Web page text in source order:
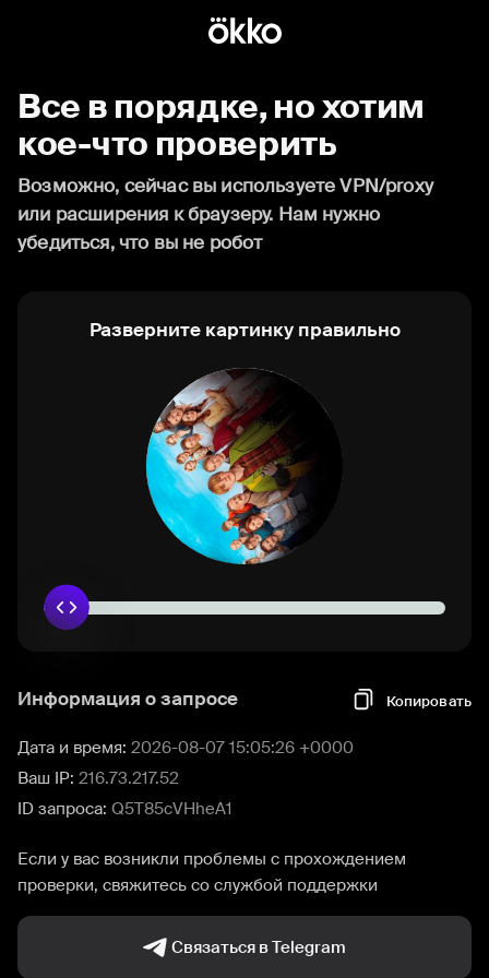
Все в порядке, но хотим
кое-что проверить
Возможно, сейчас вы используете VPN/proxy
или расширения к браузеру. Нам нужно
убедиться, что вы не робот
Разверните картинку правильно
Информация о запросе Копировать
Дата и время: 2026-08-07 15:05:26 +0000
Ваш IP: 216.73.217.52
ID запроса: Q5T85cVHheA1
Если у вас возникли проблемы с прохождением
проверки, свяжитесь со службой поддержки
Связаться в Telegram